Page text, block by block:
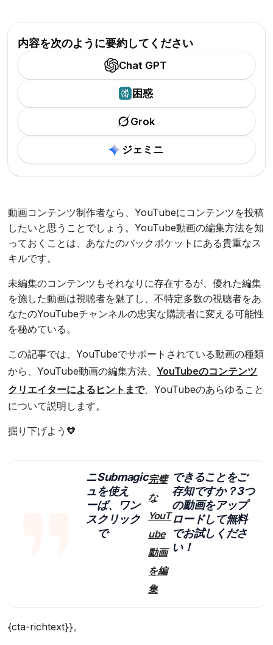
内容を次のように要約してください
Chat GPT
困惑
Grok
ジェミニ
動画コンテンツ制作者なら、YouTubeにコンテンツを投稿
したいと思うことでしょう。YouTube動画の編集方法を知
っておくことは、あなたのバックポケットにある貴重なス
キルです。
未編集のコンテンツもそれなりに存在するが、優れた編集
を施した動画は視聴者を魅了し、不特定多数の視聴者をあ
なたのYouTubeチャンネルの忠実な購読者に変える可能性
を秘めている。
この記事では、YouTubeでサポートされている動画の種類
から、YouTube動画の編集方法、 YouTubeのコンテンツ
クリエイターによるヒントまで、YouTubeのあらゆること
について説明します。
掘り下げよう🧡
ニ
ュ
ー
ス
Submagic
を使え
ば、ワン
クリック
で
完璧
な
YouT
ube
動画
を編
集
できることをご
存知ですか？3つ
の動画をアップ
ロードして無料
でお試しくださ
い！
{cta-richtext}}。